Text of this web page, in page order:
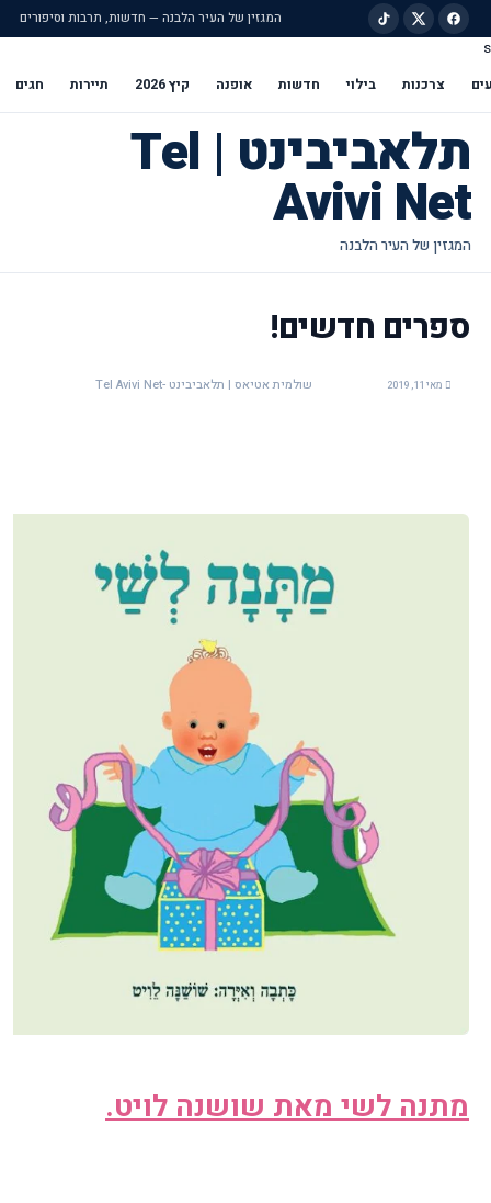
המגזין של העיר הלבנה — חדשות, תרבות וסיפורים
s
צרכנות בילוי חדשות אופנה קיץ 2026 תיירות חגים
תלאביבינט | Tel
Avivi Net
ספרים חדשים!
מאי 11, 2019 שולמית אטיאס | תלאביבינט -Tel Avivi Net
מתנה לשי מאת שושנה לויט.